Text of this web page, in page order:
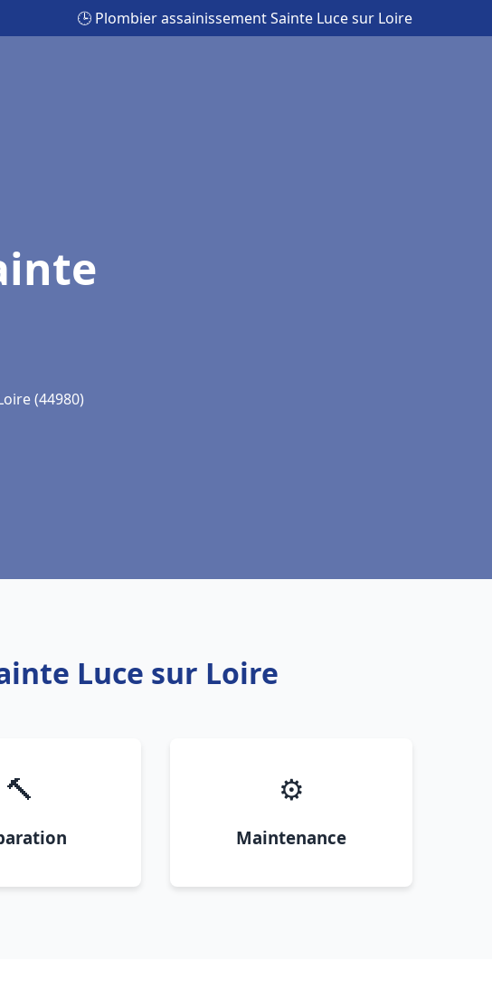
🕒 Plombier assainissement Sainte Luce sur Loire
(44980)
Luce sur Loire
🔨 ⚙️
Maintenance